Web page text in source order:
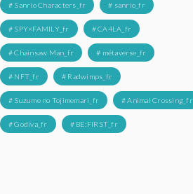
# Sanrio Characters_fr # sanrio_fr
# SPY×FAMILY_fr # CA4LA_fr
# Chainsaw Man_fr # métaverse_fr
# NFT_fr # Radwimps_fr
# Suzume no Tojimemari_fr # Animal Crossing_fr
# Godiva_fr # BE:FIRST_fr